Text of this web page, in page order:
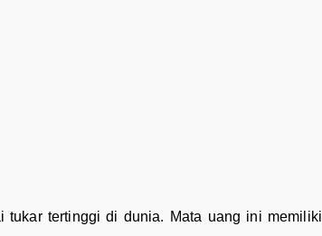
tertinggi di dunia. Mata uang ini memiliki